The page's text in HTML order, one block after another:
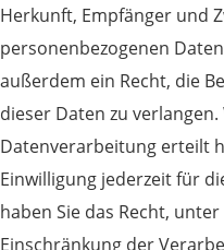
Herkunft, Empfänger und
personenbezogenen
außerdem ein Recht, die
dieser Daten zu
Datenverarbeitung erteilt
Einwilligung jederzeit für
haben Sie das Recht,
Einschränkung der